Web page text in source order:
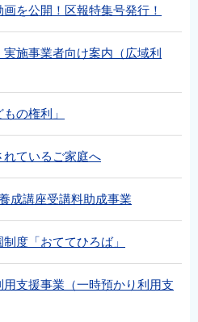
を公開！区報特集号発行！
施事業者向け案内（広域利
の権利」
れているご家庭へ
成講座受講料助成事業
度「おててひろば」
支援事業（一時預かり利用支